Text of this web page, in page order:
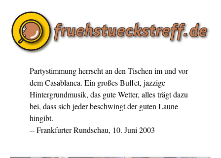
Partystimmung herrscht an den Tischen im und vor
dem Casablanca. Ein großes Buffet, jazzige
Hintergrundmusik, das gute Wetter, alles trägt dazu
bei, dass sich jeder beschwingt der guten Laune
hingibt.
-- Frankfurter Rundschau, 10. Juni 2003